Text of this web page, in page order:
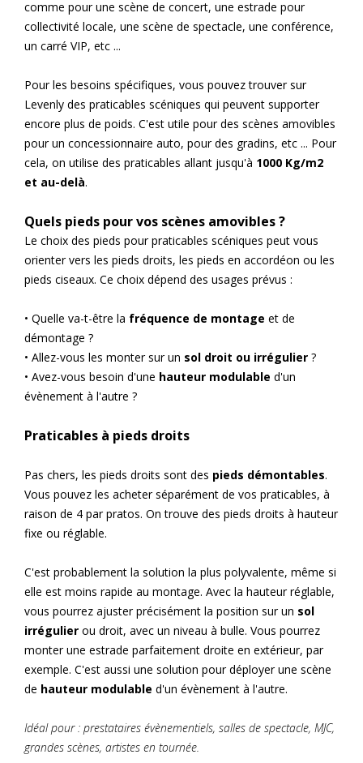
comme pour une scène de concert, une estrade pour
collectivité locale, une scène de spectacle, une conférence,
un carré VIP, etc ...
Pour les besoins spécifiques, vous pouvez trouver sur
Levenly des praticables scéniques qui peuvent supporter
encore plus de poids. C'est utile pour des scènes amovibles
pour un concessionnaire auto, pour des gradins, etc ... Pour
cela, on utilise des praticables allant jusqu'à 1000 Kg/m2
et au-delà.
Quels pieds pour vos scènes amovibles ?
Le choix des pieds pour praticables scéniques peut vous
orienter vers les pieds droits, les pieds en accordéon ou les
pieds ciseaux. Ce choix dépend des usages prévus :
• Quelle va-t-être la fréquence de montage et de
démontage ?
• Allez-vous les monter sur un sol droit ou irrégulier ?
• Avez-vous besoin d'une hauteur modulable d'un
évènement à l'autre ?
Praticables à pieds droits
Pas chers, les pieds droits sont des pieds démontables.
Vous pouvez les acheter séparément de vos praticables, à
raison de 4 par pratos. On trouve des pieds droits à hauteur
fixe ou réglable.
C'est probablement la solution la plus polyvalente, même si
elle est moins rapide au montage. Avec la hauteur réglable,
vous pourrez ajuster précisément la position sur un sol
irrégulier ou droit, avec un niveau à bulle. Vous pourrez
monter une estrade parfaitement droite en extérieur, par
exemple. C'est aussi une solution pour déployer une scène
de hauteur modulable d'un évènement à l'autre.
Idéal pour : prestataires évènementiels, salles de spectacle, MJC,
grandes scènes, artistes en tournée.